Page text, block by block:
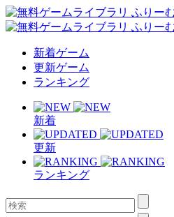
新着ゲーム
更新ゲーム
ランキング
新着
更新
ランキング